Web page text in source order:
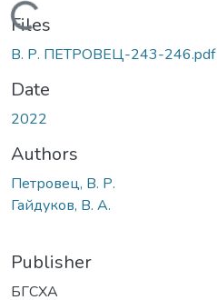
Loading...
Files
В. Р. ПЕТРОВЕЦ-243-246.pdf
Date
2022
Authors
Петровец, В. Р.
Гайдуков, В. А.
Publisher
БГСХА